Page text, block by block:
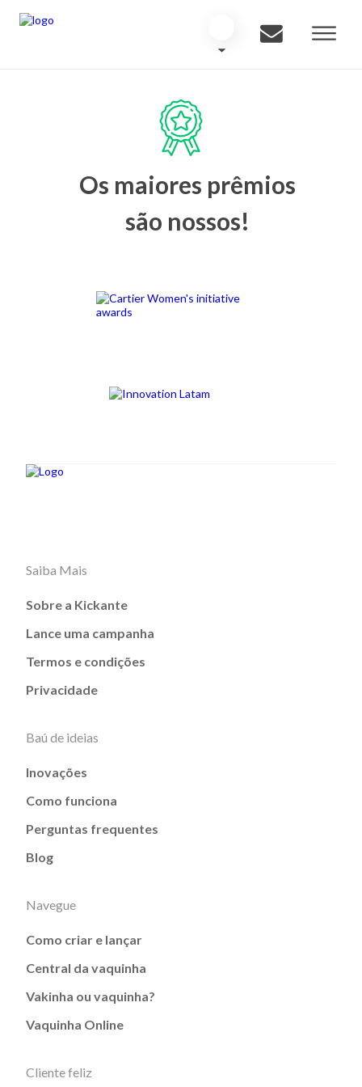
Os maiores prêmios
são nossos!
Saiba Mais
Sobre a Kickante
Lance uma campanha
Termos e condições
Privacidade
Baú de ideias
Inovações
Como funciona
Perguntas frequentes
Blog
Navegue
Como criar e lançar
Central da vaquinha
Vakinha ou vaquinha?
Vaquinha Online
Cliente feliz